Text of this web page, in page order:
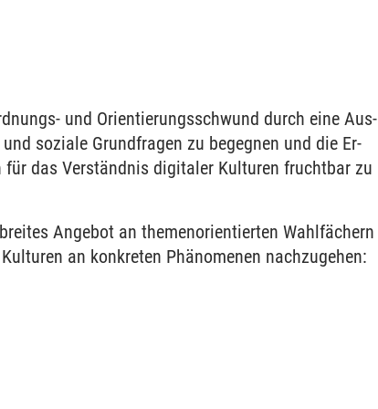
und Orientierungs­schwund durch eine Aus­
soziale Grund­fragen zu begegnen und die Er­
das Ver­ständnis digitaler Kulturen frucht­bar zu
Angebot an themen­orientierten Wahl­fächern
an konkreten Phänomenen nachzugehen: